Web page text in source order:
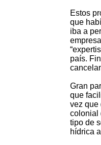
Estos
que
iba a
país.
Gran
que
vez que
colonial
tipo de
hídrica